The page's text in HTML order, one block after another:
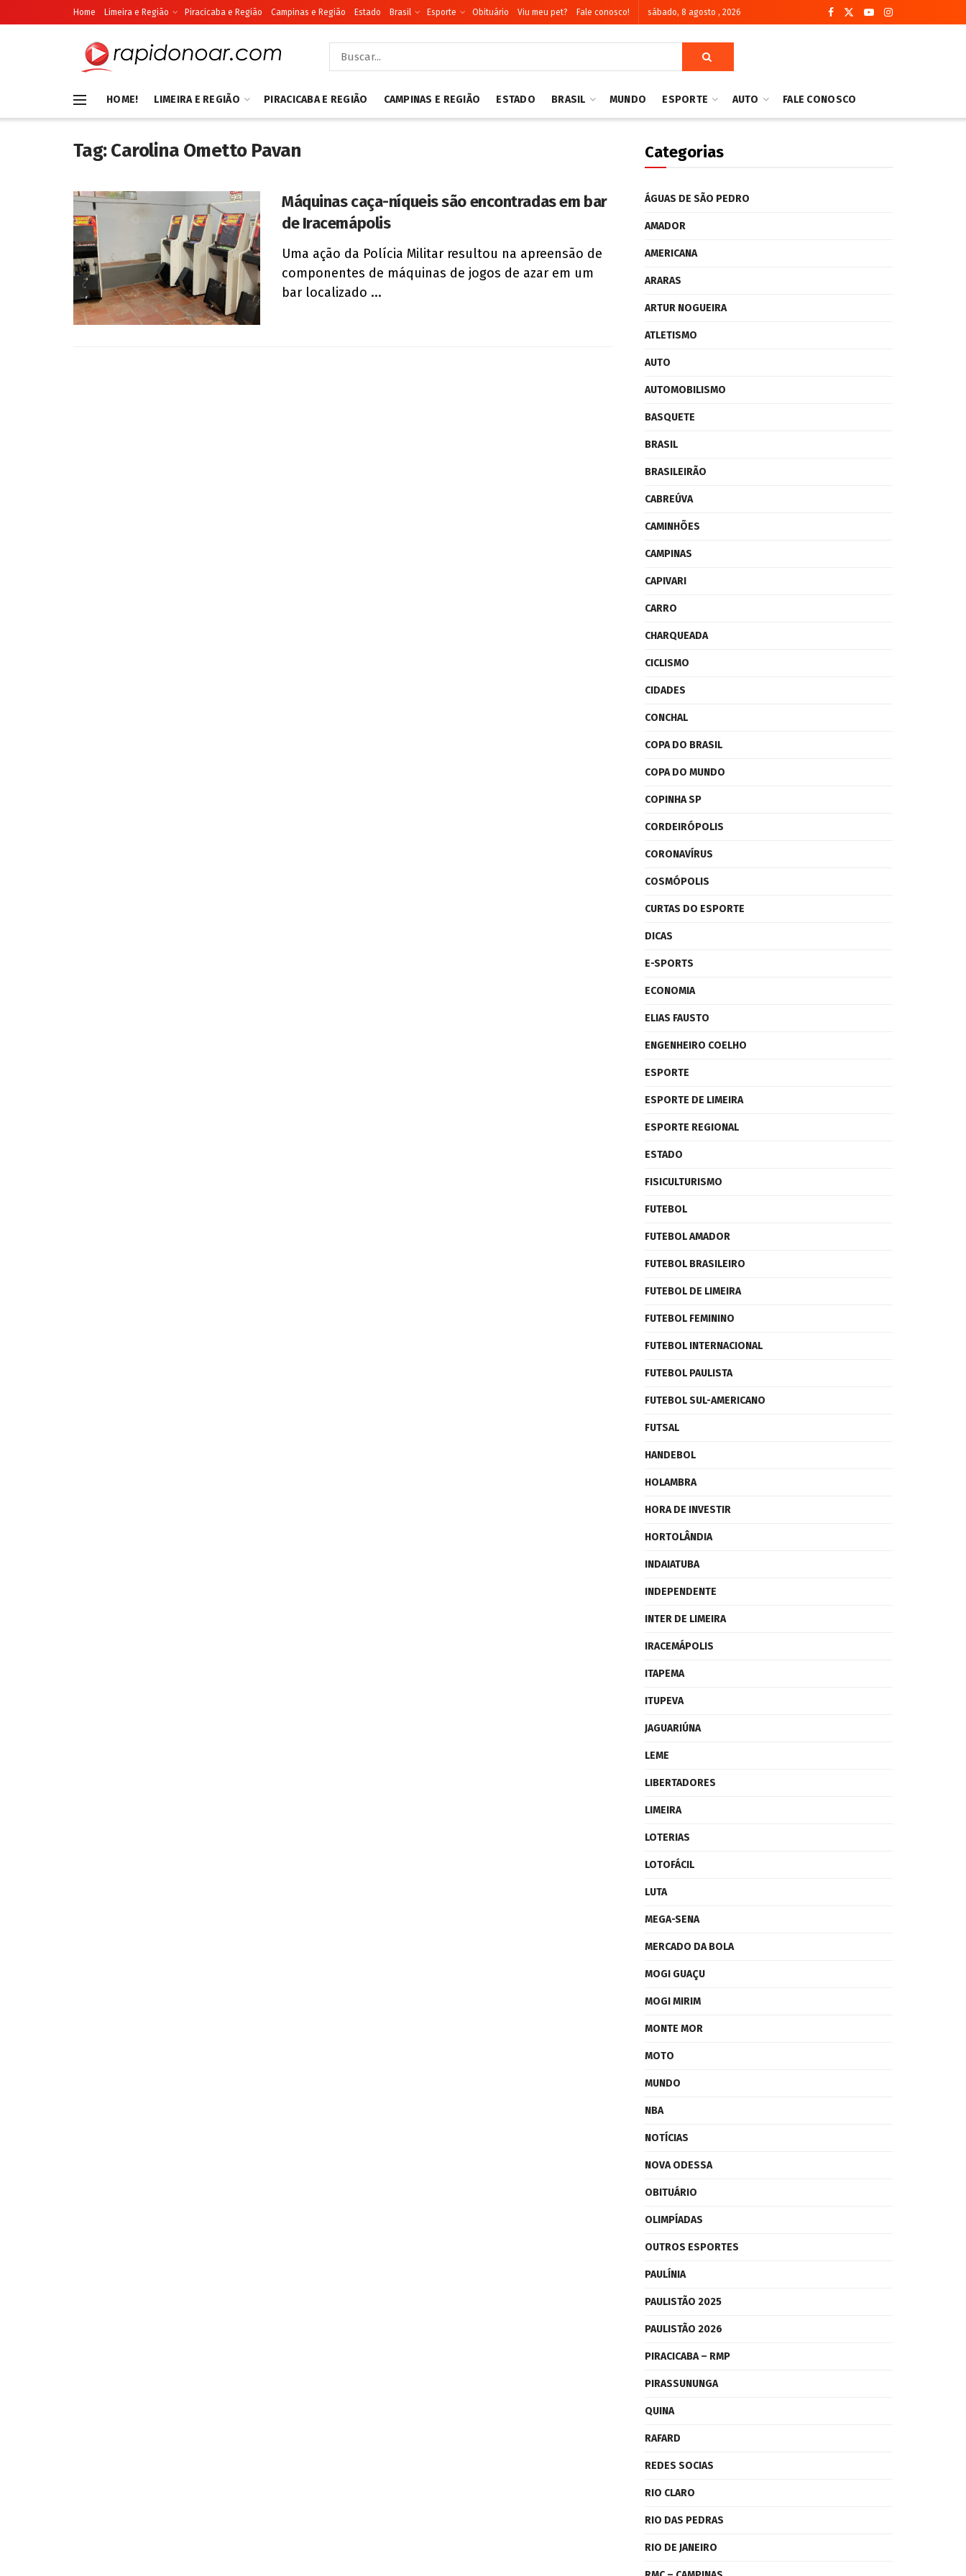
Home Limeira e Região Piracicaba e Região Campinas e Região Estado Brasil Esporte Obituário Viu meu pet? Fale conosco! sábado, 8 agosto , 2026
HOME! LIMEIRA E REGIÃO PIRACICABA E REGIÃO CAMPINAS E REGIÃO ESTADO BRASIL MUNDO ESPORTE AUTO FALE CONOSCO
Tag:Carolina Ometto Pavan
Máquinas caça-níqueis são encontradas em bar
de Iracemápolis
Uma ação da Polícia Militar resultou na apreensão de
componentes de máquinas de jogos de azar em um
bar localizado ...
Categorias
ÁGUAS DE SÃO PEDRO
AMADOR
AMERICANA
ARARAS
ARTUR NOGUEIRA
ATLETISMO
AUTO
AUTOMOBILISMO
BASQUETE
BRASIL
BRASILEIRÃO
CABREÚVA
CAMINHÕES
CAMPINAS
CAPIVARI
CARRO
CHARQUEADA
CICLISMO
CIDADES
CONCHAL
COPA DO BRASIL
COPA DO MUNDO
COPINHA SP
CORDEIRÓPOLIS
CORONAVÍRUS
COSMÓPOLIS
CURTAS DO ESPORTE
DICAS
E-SPORTS
ECONOMIA
ELIAS FAUSTO
ENGENHEIRO COELHO
ESPORTE
ESPORTE DE LIMEIRA
ESPORTE REGIONAL
ESTADO
FISICULTURISMO
FUTEBOL
FUTEBOL AMADOR
FUTEBOL BRASILEIRO
FUTEBOL DE LIMEIRA
FUTEBOL FEMININO
FUTEBOL INTERNACIONAL
FUTEBOL PAULISTA
FUTEBOL SUL-AMERICANO
FUTSAL
HANDEBOL
HOLAMBRA
HORA DE INVESTIR
HORTOLÂNDIA
INDAIATUBA
INDEPENDENTE
INTER DE LIMEIRA
IRACEMÁPOLIS
ITAPEMA
ITUPEVA
JAGUARIÚNA
LEME
LIBERTADORES
LIMEIRA
LOTERIAS
LOTOFÁCIL
LUTA
MEGA-SENA
MERCADO DA BOLA
MOGI GUAÇU
MOGI MIRIM
MONTE MOR
MOTO
MUNDO
NBA
NOTÍCIAS
NOVA ODESSA
OBITUÁRIO
OLIMPÍADAS
OUTROS ESPORTES
PAULÍNIA
PAULISTÃO 2025
PAULISTÃO 2026
PIRACICABA – RMP
PIRASSUNUNGA
QUINA
RAFARD
REDES SOCIAS
RIO CLARO
RIO DAS PEDRAS
RIO DE JANEIRO